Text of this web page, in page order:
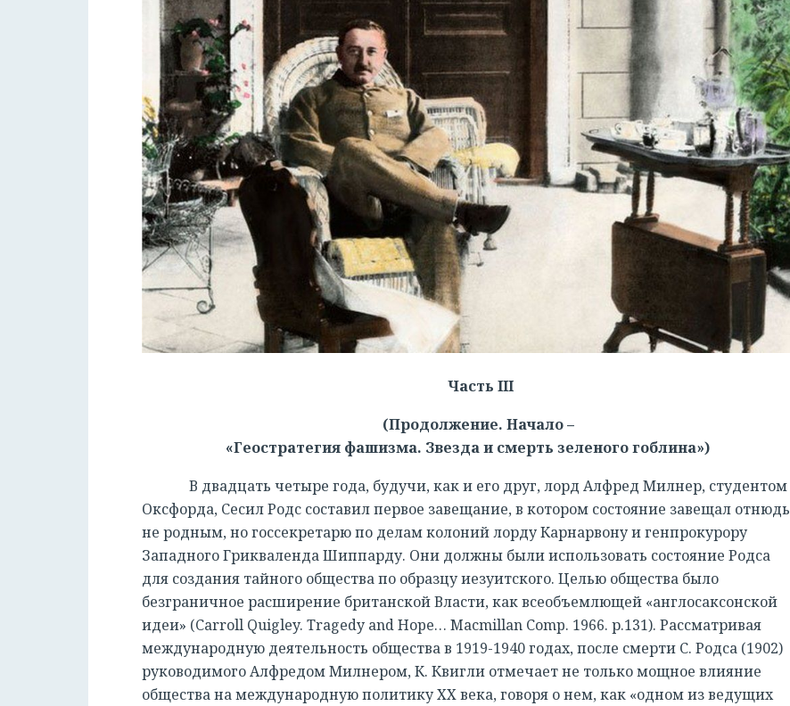
Часть III
(Продолжение. Начало –
«Геостратегия фашизма. Звезда и смерть зеленого гоблина»)
В двадцать четыре года, будучи, как и его друг, лорд Алфред Милнер, студентом
Оксфорда, Сесил Родс составил первое завещание, в котором состояние завещал отнюдь
не родным, но госсекретарю по делам колоний лорду Карнарвону и генпрокурору
Западного Грикваленда Шиппарду. Они должны были использовать состояние Родса
для создания тайного общества по образцу иезуитского. Целью общества было
безграничное расширение британской Власти, как всеобъемлющей «англосаксонской
идеи» (Carroll Quigley. Tragedy and Hope… Macmillan Comp. 1966. р.131). Рассматривая
международную деятельность общества в 1919-1940 годах, после смерти С. Родса (1902)
руководимого Алфредом Милнером, К. Квигли отмечает не только мощное влияние
общества на международную политику ХХ века, говоря о нем, как «одном из ведущих